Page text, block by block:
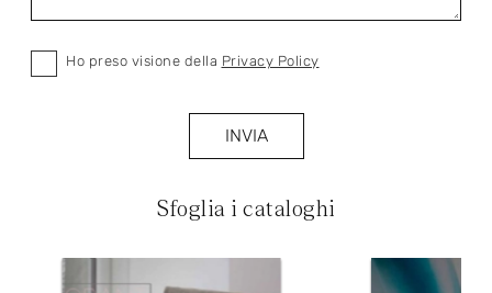
Sfoglia i cataloghi
Ho preso visione della Privacy Policy
INVIA